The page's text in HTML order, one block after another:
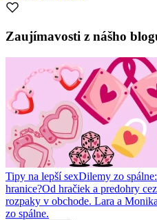
Zaujímavosti z nášho
Tipy na lepší sexDilemy zo
hranice?Od hračiek a predohry
rozpaky v obchode. Lara a
zo spálne.